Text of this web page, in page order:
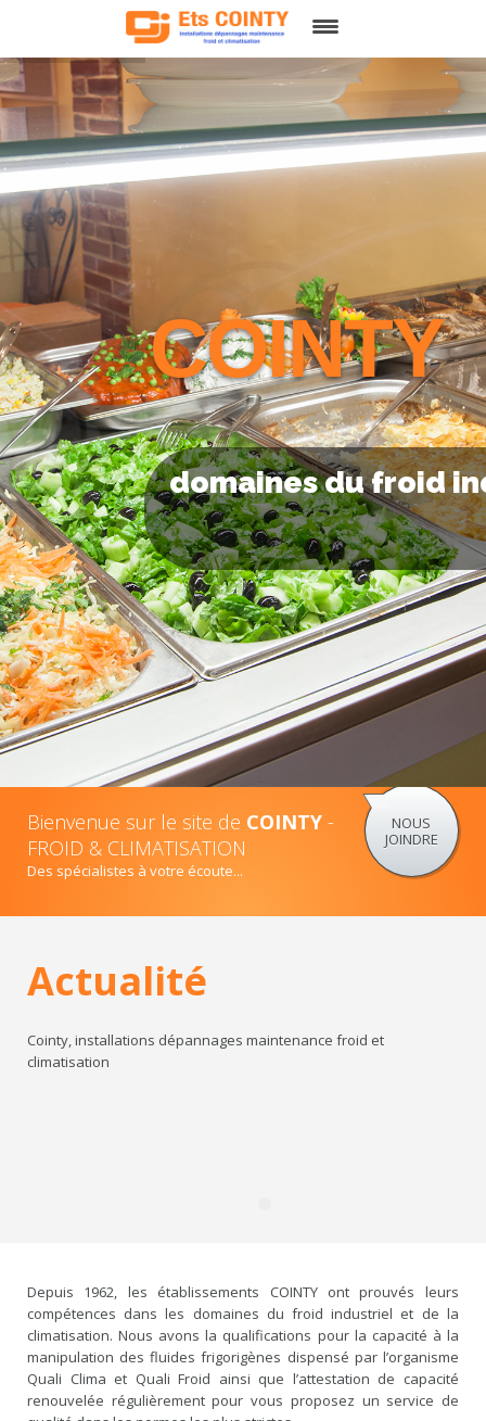
QUI SOMMES-NOUS ?
FROID
CLIMATISATION
CONTACT
COINTY
domaines du froid
Bienvenue sur le site de COINTY -
FROID & CLIMATISATION
Des spécialistes à votre écoute...
NOUS
JOINDRE
Actualité
Cointy, installations dépannages maintenance froid et
climatisation
Depuis 1962, les établissements COINTY ont prouvés leurs
compétences dans les domaines du froid industriel et de la
climatisation. Nous avons la qualifications pour la capacité à la
manipulation des fluides frigorigènes dispensé par l’organisme
Quali Clima et Quali Froid ainsi que l’attestation de capacité
renouvelée régulièrement pour vous proposez un service de